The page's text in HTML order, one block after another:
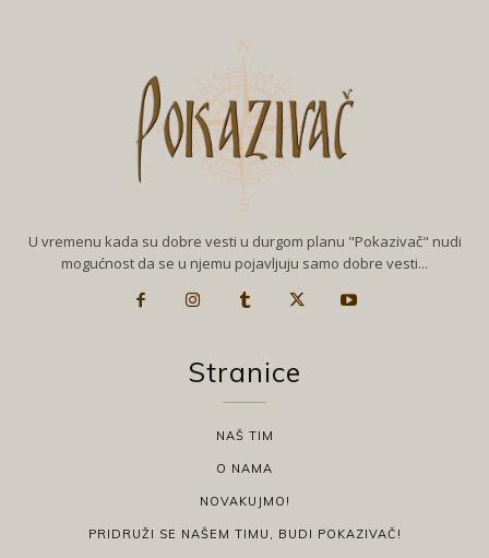
U vremenu kada su dobre vesti u durgom planu "Pokazivač" nudi
mogućnost da se u njemu pojavljuju samo dobre vesti...
Stranice
NAŠ TIM
O NAMA
NOVAKUJMO!
PRIDRUŽI SE NAŠEM TIMU, BUDI POKAZIVAČ!